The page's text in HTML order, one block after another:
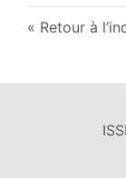
Retour à